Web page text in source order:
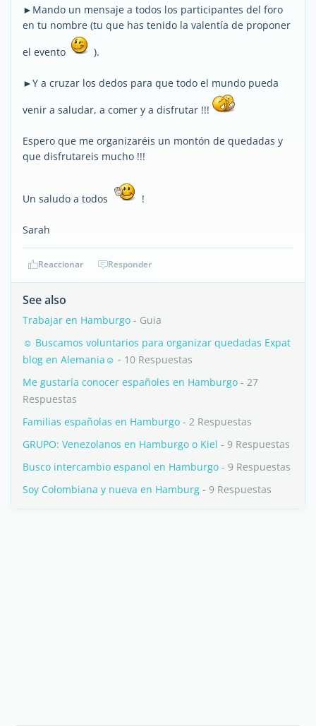
►Mando un mensaje a todos los participantes del foro
en tu nombre (tu que has tenido la valentía de proponer
el evento
).
►Y a cruzar los dedos para que todo el mundo pueda
venir a saludar, a comer y a disfrutar !!!
Espero que me organizaréis un montón de quedadas y
que disfrutareis mucho !!!
Un saludo a todos !
Sarah
Reaccionar Responder
See also
Trabajar en Hamburgo - Guia
☺ Buscamos voluntarios para organizar quedadas Expat
blog en Alemania☺ - 10 Respuestas
Me gustaría conocer españoles en Hamburgo - 27
Respuestas
Familias españolas en Hamburgo - 2 Respuestas
GRUPO: Venezolanos en Hamburgo o Kiel - 9 Respuestas
Busco intercambio espanol en Hamburgo - 9 Respuestas
Soy Colombiana y nueva en Hamburg - 9 Respuestas